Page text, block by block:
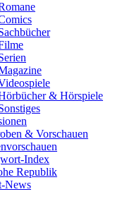
& Hörspiele
& Vorschauen
Index
Republik
News